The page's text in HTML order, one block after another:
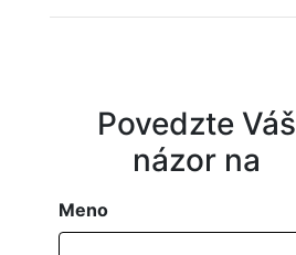
Povedzte Váš
názor na
Meno